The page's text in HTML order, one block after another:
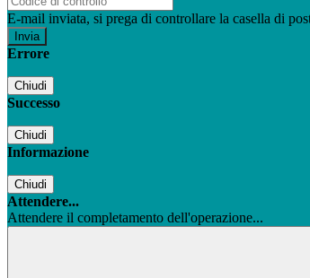
E-mail inviata, si prega di controllare la casella di
Errore
Chiudi
Successo
Chiudi
Informazione
Chiudi
Attendere...
Attendere il completamento dell'operazione...